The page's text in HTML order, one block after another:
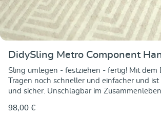
DidySling Metro Component
Sling umlegen - festziehen - fertig! Mit dem
Tragen noch schneller und einfacher und
und sicher. Unschlagbar im
einen griffbereit haben - für alle Fälle.
98,00 €